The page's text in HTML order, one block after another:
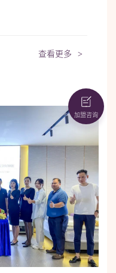
查看更多 >
加盟咨询